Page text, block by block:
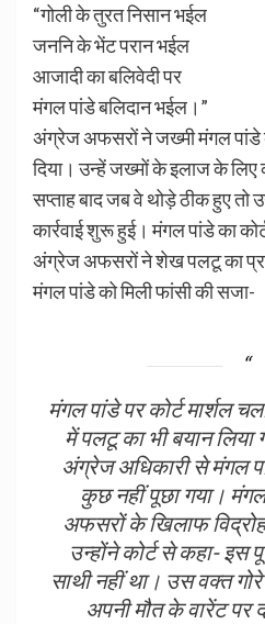
“गोली के तुरत निसान भईल
जननि के भेंट परान भईल
आजादी का बलिवेदी पर
मंगल पांडे बलिदान भईल।”
अंग्रेज अफसरों ने जख्मी मंगल पांडे
दिया। उन्हें जख्मों के इलाज के लिए
सप्ताह बाद जब वे थोड़े ठीक हुए तो
कार्रवाई शुरू हुई। मंगल पांडे का
अंग्रेज अफसरों ने शेख पलटू का
मंगल पांडे को मिली फांसी की सजा-
मंगल पांडे पर कोर्ट मार्शल
में पलटू का भी बयान लिया
अंग्रेज अधिकारी से मंगल
कुछ नहीं पूछा गया।
अफसरों के खिलाफ
उन्होंने कोर्ट से कहा- इस
साथी नहीं था। उस वक्त
अपनी मौत के वारेंट